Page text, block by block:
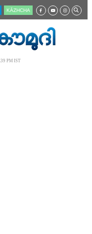
KĀZHCHA
PM IST